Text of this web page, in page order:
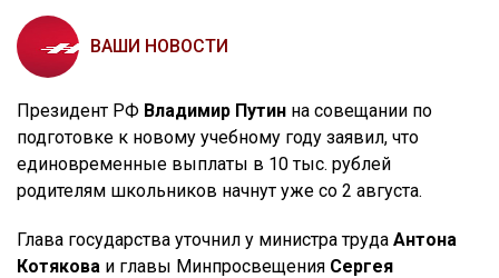
ВАШИ НОВОСТИ
Президент РФ Владимир Путин на совещании по
подготовке к новому учебному году заявил, что
единовременные выплаты в 10 тыс. рублей
родителям школьников начнут уже со 2 августа.
Глава государства уточнил у министра труда Антона
Котякова и главы Минпросвещения Сергея